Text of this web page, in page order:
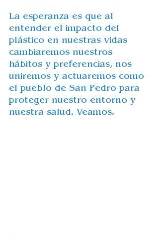
La esperanza es que al
entender el impacto del
plástico en nuestras vidas
cambiaremos nuestros
hábitos y preferencias, nos
uniremos y actuaremos como
el pueblo de San Pedro para
proteger nuestro entorno y
nuestra salud. Veamos.